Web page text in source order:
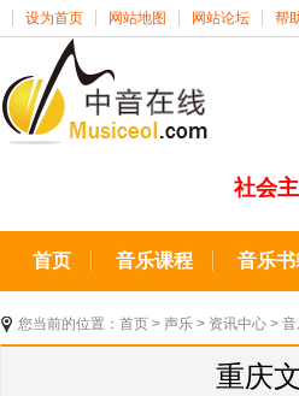
设为首页 网站地图 网站论坛 帮
社会
首页 音乐课程 音乐书
您当前的位置： 首页 > 声乐 > 资讯中心 >
重庆